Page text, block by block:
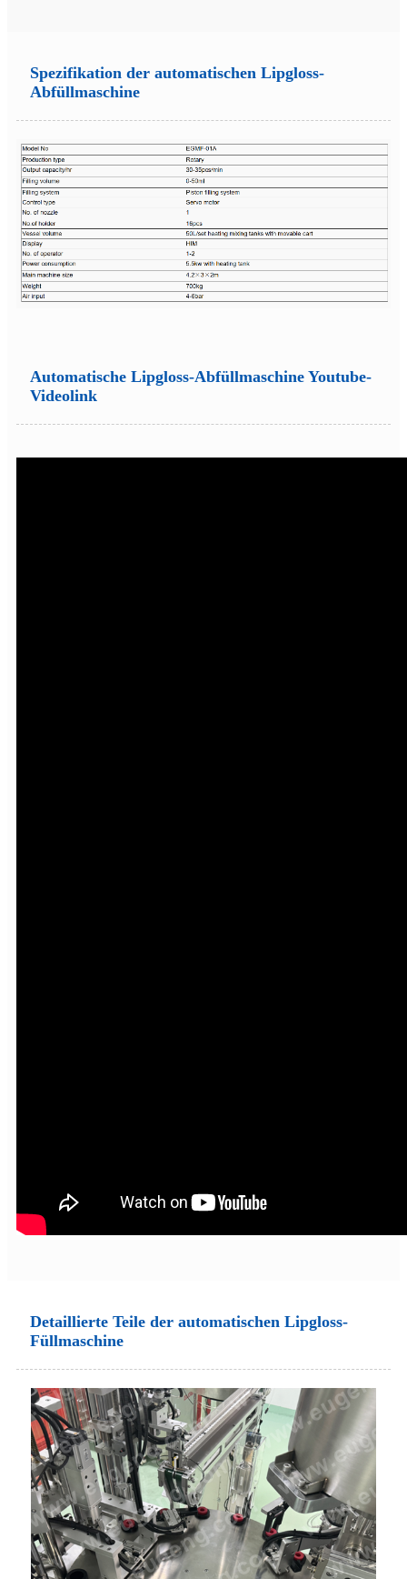
Spezifikation der automatischen Lipgloss-
Abfüllmaschine
Automatische Lipgloss-Abfüllmaschine Youtube-
Videolink
Detaillierte Teile der automatischen Lipgloss-
Füllmaschine